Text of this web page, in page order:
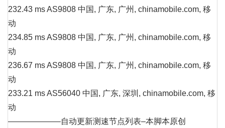
232.43 ms AS9808 中国, 广东, 广州, chinamobile.com, 移
动
234.85 ms AS9808 中国, 广东, 广州, chinamobile.com, 移
动
236.67 ms AS9808 中国, 广东, 广州, chinamobile.com, 移
动
233.21 ms AS56040 中国, 广东, 深圳, chinamobile.com, 移
动
——————–自动更新测速节点列表–本脚本原创